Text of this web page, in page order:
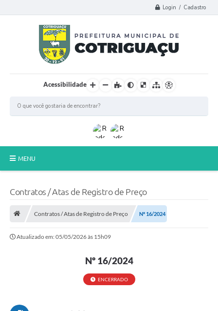
Login / Cadastro
Acessibilidade
MENU
A Prefeitura
Município
Contratos / Atas de Registro de Preço
Contratos / Atas de Registro de Preço Nº 16/2024
Atualizado em: 05/05/2026 às 15h09
Nº 16/2024
ENCERRADO